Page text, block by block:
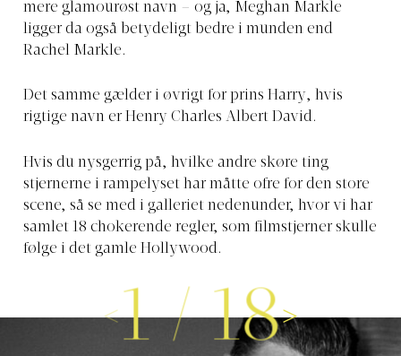
mere glamourøst navn – og ja, Meghan Markle
ligger da også betydeligt bedre i munden end
Rachel Markle.
Det samme gælder i øvrigt for prins Harry, hvis
rigtige navn er Henry Charles Albert David.
Hvis du nysgerrig på, hvilke andre skøre ting
stjernerne i rampelyset har måtte ofre for den store
scene, så se med i galleriet nedenunder, hvor vi har
samlet 18 chokerende regler, som filmstjerner skulle
følge i det gamle Hollywood.
1/18